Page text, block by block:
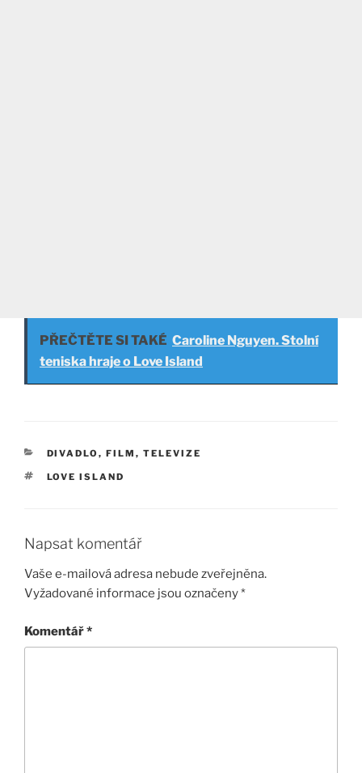
PŘEČTĚTE SI TAKÉ Caroline Nguyen. Stolní
teniska hraje o Love Island
RUBRIKY
DIVADLO, FILM, TELEVIZE
ŠTÍTKY
LOVE ISLAND
Napsat komentář
Vaše e-mailová adresa nebude zveřejněna.
Vyžadované informace jsou označeny*
Komentář*